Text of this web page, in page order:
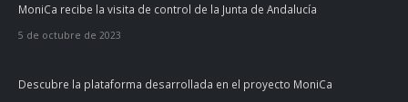
MoniCa recibe la visita de control de la Junta de Andalucía
5 de octubre de 2023
Descubre la plataforma desarrollada en el proyecto MoniCa